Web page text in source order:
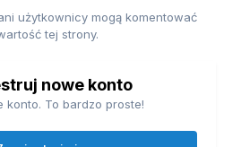
użytkownicy mogą komentować
tej strony.
nowe konto
konto. To bardzo proste!